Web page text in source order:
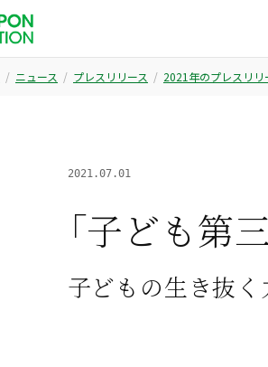
ニュース プレスリリース 2021年のプレスリリ
2021.07.01
「子ども第
子どもの生き抜く